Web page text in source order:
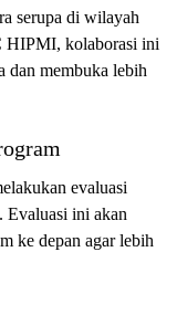
serupa di wilayah
HIPMI, kolaborasi ini
dan membuka lebih
evaluasi
Evaluasi ini akan
ke depan agar lebih